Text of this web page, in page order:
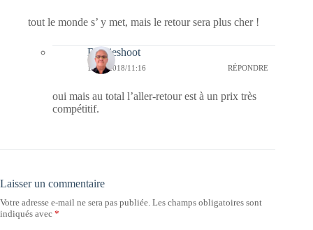
tout le monde s’ y met, mais le retour sera plus cher !
Bernieshoot
17/01/2018/11:16 RÉPONDRE
oui mais au total l’aller-retour est à un prix très
compétitif.
Laisser un commentaire
Votre adresse e-mail ne sera pas publiée. Les champs obligatoires sont
indiqués avec *